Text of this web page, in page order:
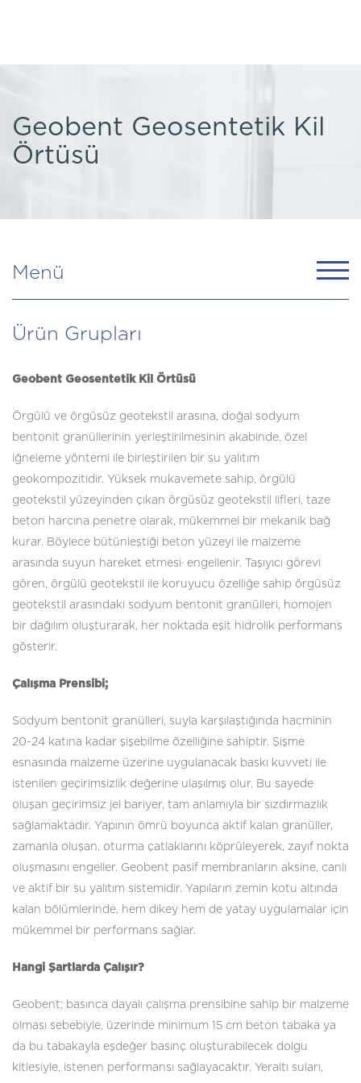
Geobent Geosentetik Kil
Örtüsü
Menü
Ürün Grupları
Geobent Geosentetik Kil Örtüsü
Örgülü ve örgüsüz geotekstil arasına, doğal sodyum
bentonit granüllerinin yerleştirilmesinin akabinde, özel
iğneleme yöntemi ile birleştirilen bir su yalıtım
geokompozitidir. Yüksek mukavemete sahip, örgülü
geotekstil yüzeyinden çıkan örgüsüz geotekstil lifleri, taze
beton harcına penetre olarak, mükemmel bir mekanik bağ
kurar. Böylece bütünleştiği beton yüzeyi ile malzeme
arasında suyun hareket etmesi· engellenir. Taşıyıcı görevi
gören, örgülü geotekstil ile koruyucu özelliğe sahip örgüsüz
geotekstil arasındaki sodyum bentonit granülleri, homojen
bir dağılım oluşturarak, her noktada eşit hidrolik performans
gösterir.
Çalışma Prensibi;
Sodyum bentonit granülleri, suyla karşılaştığında hacminin
20-24 katına kadar şişebilme özelliğine sahiptir. Şişme
esnasında malzeme üzerine uygulanacak baskı kuvveti ile
istenilen geçirimsizlik değerine ulaşılmış olur. Bu sayede
oluşan geçirimsiz jel bariyer, tam anlamıyla bir sızdırmazlık
sağlamaktadır. Yapının ömrü boyunca aktif kalan granüller,
zamanla oluşan, oturma çatlaklarını köprüleyerek, zayıf nokta
oluşmasını engeller. Geobent pasif membranların aksine, canlı
ve aktif bir su yalıtım sistemidir. Yapıların zemin kotu altında
kalan bölümlerinde, hem dikey hem de yatay uygulamalar için
mükemmel bir performans sağlar.
Hangi Şartlarda Çalışır?
Geobent; basınca dayalı çalışma prensibine sahip bir malzeme
olması sebebiyle, üzerinde minimum 15 cm beton tabaka ya
da bu tabakayla eşdeğer basınç oluşturabilecek dolgu
kitlesiyle, istenen performansı sağlayacaktır. Yeraltı suları,